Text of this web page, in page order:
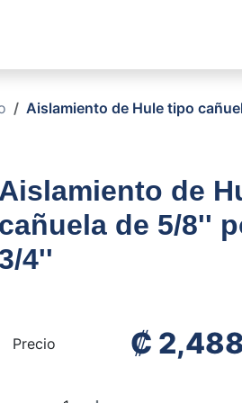
Aislamiento de Hule tipo
Aislamiento de
cañuela de 5/8''
4''
Precio ₡